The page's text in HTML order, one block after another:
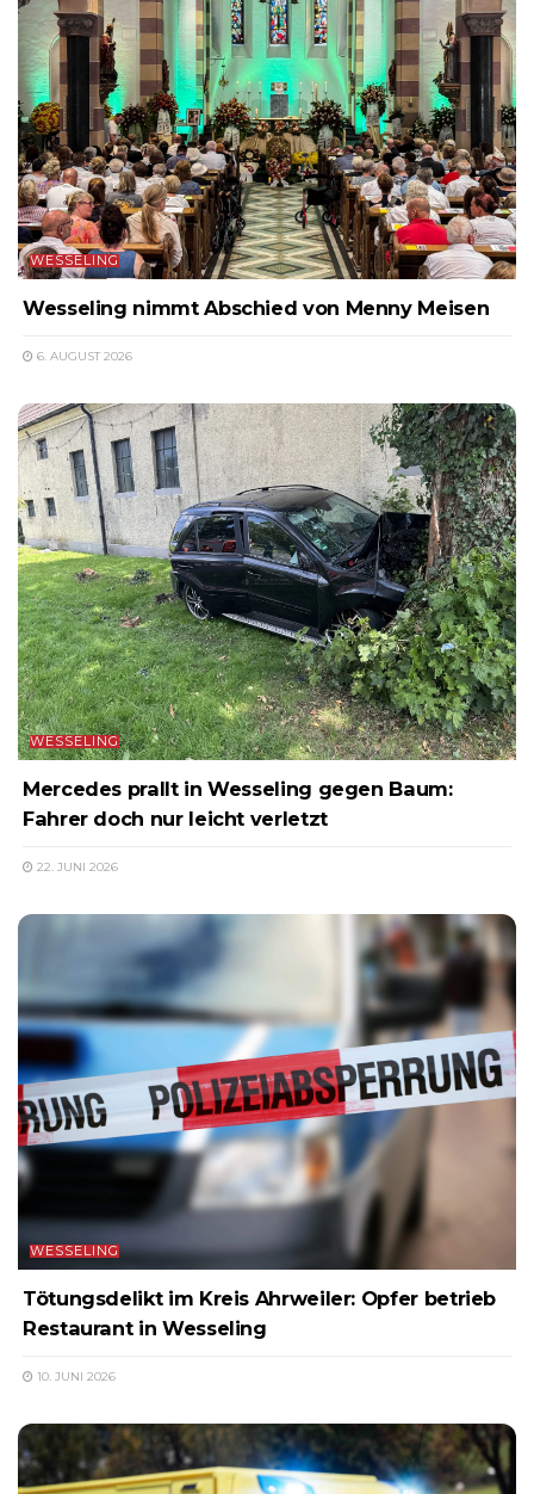
WESSELING
Wesseling nimmt Abschied von Menny Meisen
6. AUGUST 2026
WESSELING
Mercedes prallt in Wesseling gegen Baum:
Fahrer doch nur leicht verletzt
22. JUNI 2026
WESSELING
Tötungsdelikt im Kreis Ahrweiler: Opfer betrieb
Restaurant in Wesseling
10. JUNI 2026